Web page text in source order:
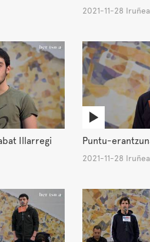
2021-11-28 Iruñea
Illarregi Puntu-
2021-11-28 Iruñea